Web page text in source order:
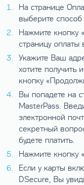
На странице
выберите
Нажмите кнопку
страницу
Укажите Ваш
хотите
кнопку
Вы попадете на
MasterPass.
электронной
секретный
будете платить.
Нажмите кнопку
Если у карты
DSecure, Вы